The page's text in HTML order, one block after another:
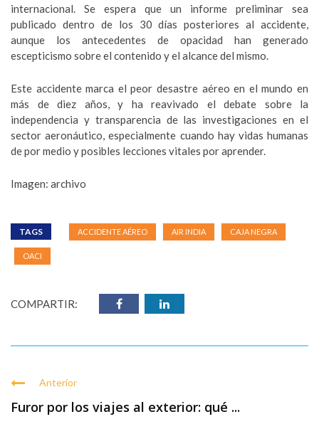
internacional. Se espera que un informe preliminar sea
publicado dentro de los 30 días posteriores al accidente,
aunque los antecedentes de opacidad han generado
escepticismo sobre el contenido y el alcance del mismo.
Este accidente marca el peor desastre aéreo en el mundo en
más de diez años, y ha reavivado el debate sobre la
independencia y transparencia de las investigaciones en el
sector aeronáutico, especialmente cuando hay vidas humanas
de por medio y posibles lecciones vitales por aprender.
Imagen: archivo
TAGS ACCIDENTE AÉREO AIR INDIA CAJA NEGRA
OACI
COMPARTIR:
Anterior
Furor por los viajes al exterior: qué ...